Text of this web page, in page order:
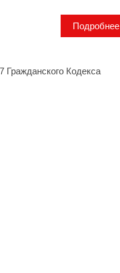
Подробнее
Кодекса